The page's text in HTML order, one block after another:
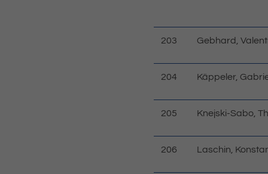
203 Gebhard,
204 Käppeler,
205 Knejski-Sabo,
206 Laschin,